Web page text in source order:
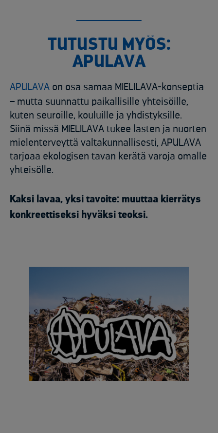
TUTUSTU MYÖS:
APULAVA
APULAVA on osa samaa MIELILAVA-konseptia
– mutta suunnattu paikallisille yhteisöille,
kuten seuroille, kouluille ja yhdistyksille.
Siinä missä MIELILAVA tukee lasten ja nuorten
mielenterveyttä valtakunnallisesti, APULAVA
tarjoaa ekologisen tavan kerätä varoja omalle
yhteisölle.
Kaksi lavaa, yksi tavoite: muuttaa kierrätys
konkreettiseksi hyväksi teoksi.